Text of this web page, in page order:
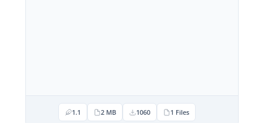
1.1 2 MB 1060 1 Files